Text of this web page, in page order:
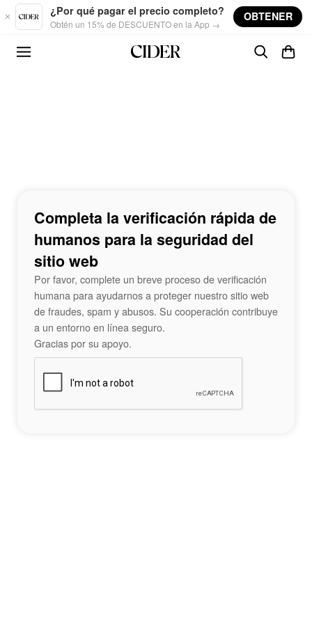
Skip to main content
¿Por qué pagar el precio completo?
Obtén un 15% de DESCUENTO en la App →
OBTENER
Completa la verificación rápida de
humanos para la seguridad del
sitio web
Por favor, complete un breve proceso de verificación
humana para ayudarnos a proteger nuestro sitio web
de fraudes, spam y abusos. Su cooperación contribuye
a un entorno en línea seguro.
Gracias por su apoyo.